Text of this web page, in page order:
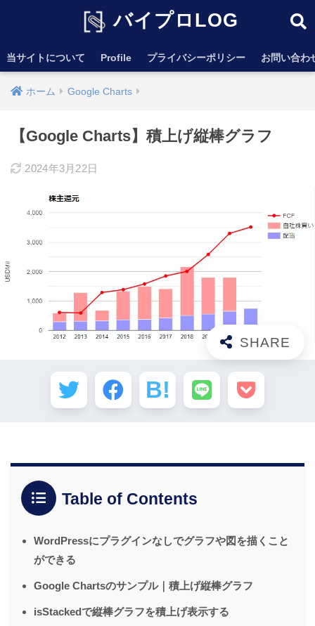
バイプロLOG
当サイトについて Profile プライバシーポリシー お問い合わ
ホーム Google Charts
【Google Charts】積上げ縦棒グラフ
2024年3月22日
Table of Contents
WordPressにプラグインなしでグラフや図を描くこと
ができる
Google Chartsのサンプル｜積上げ縦棒グラフ
isStackedで縦棒グラフを積上げ表示する